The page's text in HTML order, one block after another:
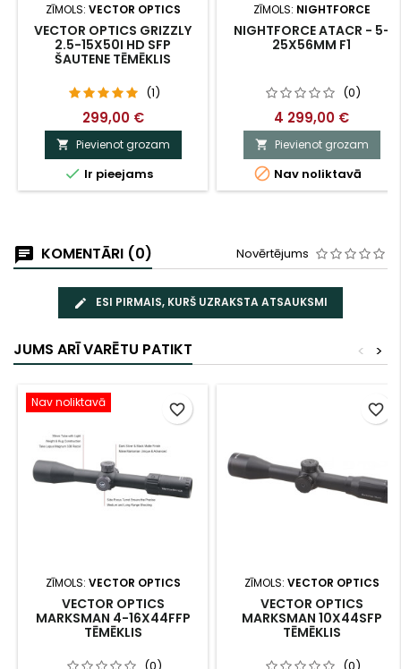
ZĪMOLS: VECTOR OPTICS
VECTOR OPTICS GRIZZLY
2.5-15X50I HD SFP
ŠAUTENE TĒMĒKLIS
(1)
299,00 €
 Pievienot grozam
 Ir pieejams
ZĪMOLS: NIGHTFORCE
NIGHTFORCE ATACR - 5-
25X56MM F1
(0)
4 299,00 €
 Pievienot grozam
 Nav noliktavā
KOMENTĀRI (0) Novērtējums
ESI PIRMAIS, KURŠ UZRAKSTA ATSAUKSMI
JUMS ARĪ VARĒTU PATIKT >
<
Nav noliktavā
ZĪMOLS: VECTOR OPTICS
VECTOR OPTICS
MARKSMAN 4-16X44FFP
TĒMĒKLIS
favorite_border
ZĪMOLS: VECTOR OPTICS
VECTOR OPTICS
MARKSMAN 10X44SFP
TĒMĒKLIS
favorite_border